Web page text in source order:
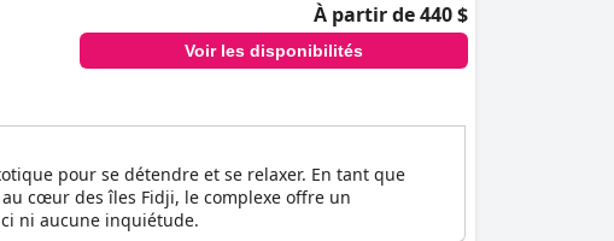
À partir de 440 $
Voir les disponibilités
pour se détendre et se relaxer. En tant que
cœur des îles Fidji, le complexe offre un
ni aucune inquiétude.